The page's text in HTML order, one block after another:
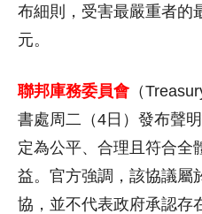
布細則，受害最嚴重者的
元。
聯邦庫務委員會（
書處周二（4日）發布聲
定為公平、合理且符合全
益。官方強調，該協議屬
協，並不代表政府承認存